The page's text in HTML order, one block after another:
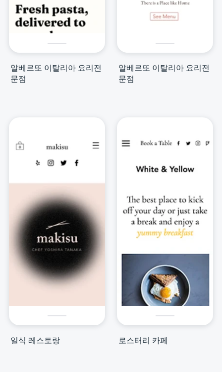
알베르또 이탈리아 요리전
문점
알베르또 이탈리아 요리전
문점
일식 레스토랑 로스터리 카페